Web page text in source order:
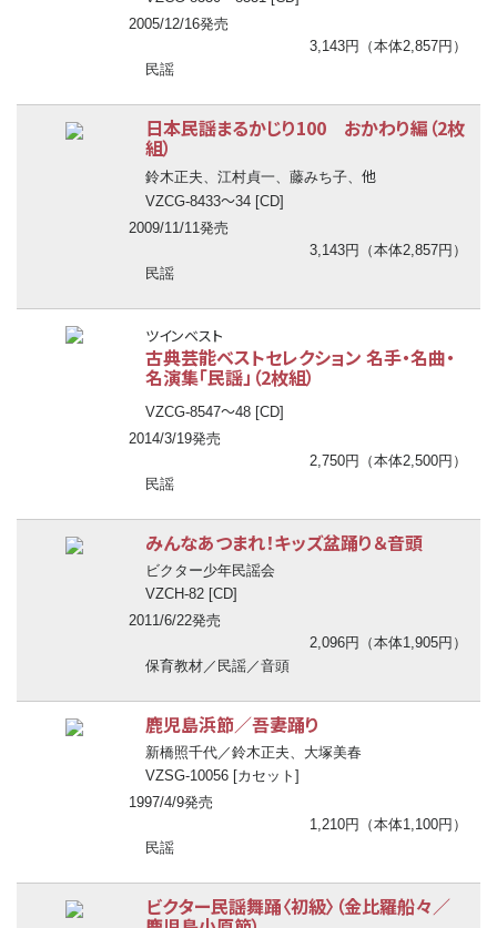
2005/12/16発売
3,143円（本体2,857円）
民謡
日本民謡まるかじり100 おかわり編（2枚
組）
鈴木正夫、江村貞一、藤みち子、 他
VZCG-8433〜34 [CD]
2009/11/11発売
3,143円（本体2,857円）
民謡
ツインベスト
古典芸能ベストセレクション 名手・名曲・
名演集「民謡」（2枚組）
VZCG-8547〜48 [CD]
2014/3/19発売
2,750円（本体2,500円）
民謡
みんなあつまれ！キッズ盆踊り＆音頭
ビクター少年民謡会
VZCH-82 [CD]
2011/6/22発売
2,096円（本体1,905円）
保育教材／民謡／音頭
鹿児島浜節／吾妻踊り
新橋照千代／鈴木正夫、大塚美春
VZSG-10056 [カセット]
1997/4/9発売
1,210円（本体1,100円）
民謡
ビクター民謡舞踊〈初級〉（金比羅船々／